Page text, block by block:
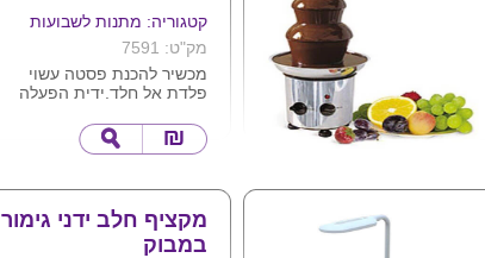
קטגוריה: מתנות לשבועות
מק"ט: 7591
מכשיר להכנת פסטה עשוי
פלדת אל חלד.ידית הפעלה
נצמד לשולחן עם כרית ואקום
אפשרויות חיתוך רחב יותר ודק
לחווית בישול מושלמת
מקציף חלב ידני גימור
במבוק